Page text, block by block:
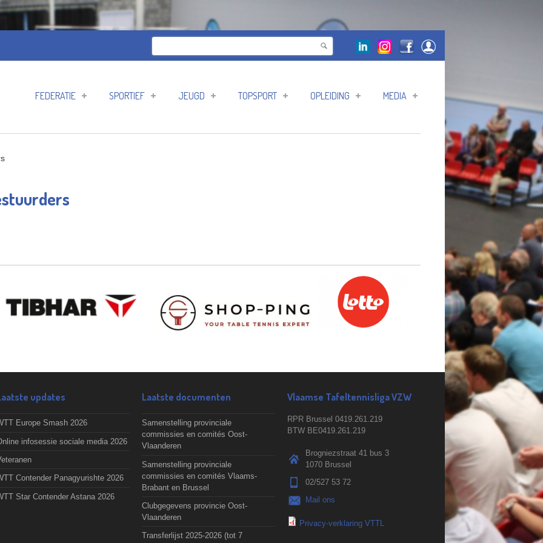
Zoekveld
FEDERATIE SPORTIEF JEUGD TOPSPORT OPLEIDING MEDIA
updates
Europe Smash 2026
infosessie sociale media 2026
Contender Panagyurishte 2026
Star Contender Astana 2026
Laatste documenten
Samenstelling provinciale
commissies en comités Oost-
Vlaanderen
Samenstelling provinciale
commissies en comités Vlaams-
Brabant en Brussel
Clubgegevens provincie Oost-
Vlaanderen
Transferlijst 2025-2026 (tot 7
Vlaamse Tafeltennisliga VZW
RPR Brussel 0419.261.219
BTW BE0419.261.219
Brogniezstraat 41 bus 3
1070 Brussel
02/527 53 72
Mail ons
Privacy-verklaring VTTL